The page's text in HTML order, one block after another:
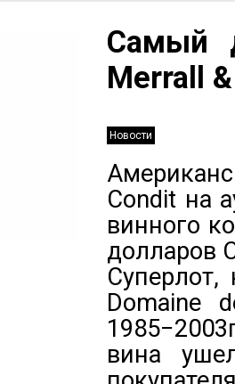
Cамый
Merrall
Новости
Condit на
винного
долларов
Domaine
вина